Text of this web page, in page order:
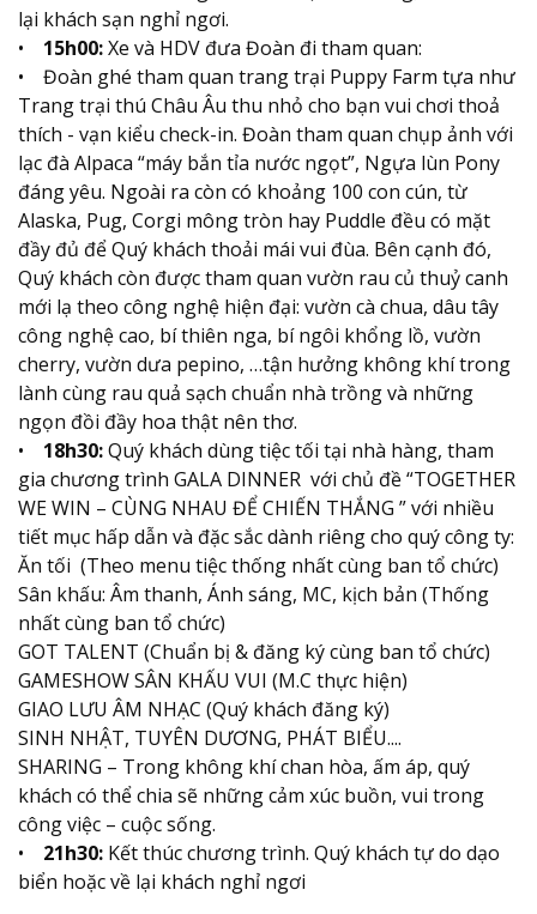
lại khách sạn nghỉ ngơi.
• 15h00:Xe và HDV đưa Đoàn đi tham quan:
• Đoàn ghé tham quan trang trại Puppy Farm tựa như
Trang trại thú Châu Âu thu nhỏ cho bạn vui chơi thoả
thích - vạn kiểu check-in. Đoàn tham quan chụp ảnh với
lạc đà Alpaca “máy bắn tỉa nước ngọt”, Ngựa lùn Pony
đáng yêu. Ngoài ra còn có khoảng 100 con cún, từ
Alaska, Pug, Corgi mông tròn hay Puddle đều có mặt
đầy đủ để Quý khách thoải mái vui đùa. Bên cạnh đó,
Quý khách còn được tham quan vườn rau củ thuỷ canh
mới lạ theo công nghệ hiện đại: vườn cà chua, dâu tây
công nghệ cao, bí thiên nga, bí ngôi khổng lồ, vườn
cherry, vườn dưa pepino, …tận hưởng không khí trong
lành cùng rau quả sạch chuẩn nhà trồng và những
ngọn đồi đầy hoa thật nên thơ.
•
18h30:Quý khách dùng tiệc tối tại nhà hàng, tham
gia chương trình GALA DINNER với chủ đề “TOGETHER
WE WIN – CÙNG NHAU ĐỂ CHIẾN THẮNG ” với nhiều
tiết mục hấp dẫn và đặc sắc dành riêng cho quý công ty:
Ăn tối (Theo menu tiệc thống nhất cùng ban tổ chức)
Sân khấu: Âm thanh, Ánh sáng, MC, kịch bản (Thống
nhất cùng ban tổ chức)
GOT TALENT (Chuẩn bị & đăng ký cùng ban tổ chức)
GAMESHOW SÂN KHẤU VUI (M.C thực hiện)
GIAO LƯU ÂM NHẠC (Quý khách đăng ký)
SINH NHẬT, TUYÊN DƯƠNG, PHÁT BIỂU....
SHARING – Trong không khí chan hòa, ấm áp, quý
khách có thể chia sẽ những cảm xúc buồn, vui trong
công việc – cuộc sống.
•
21h30: Kết thúc chương trình. Quý khách tự do dạo
biển hoặc về lại khách nghỉ ngơi